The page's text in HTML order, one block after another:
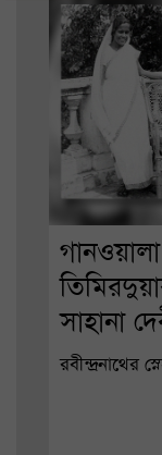
সাহানা
রবীন্দ্রনাথের